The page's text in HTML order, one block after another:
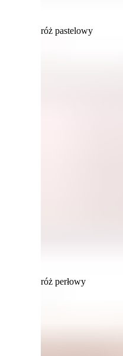
róż pastelowy
róż perłowy